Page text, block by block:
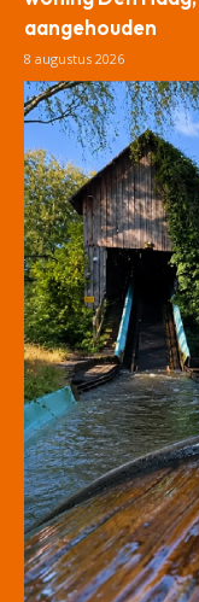
aangehouden
8 augustus 2026